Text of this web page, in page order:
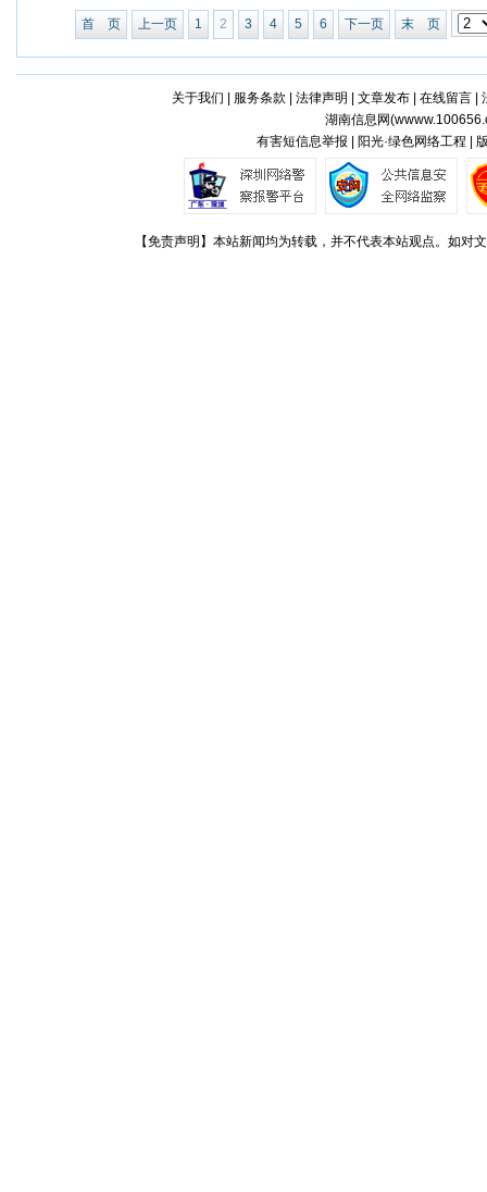
首 页 上一页 1 2 3 4 5 6 下一页 末 页
关于我们 服务条款 法律声明 文章发布| 在线留言|
湖南信息网(
有害短信息举报 | 阳光·绿色网络工程 |
【免责声明】本站新闻均为转载，并不代表本站观点。如